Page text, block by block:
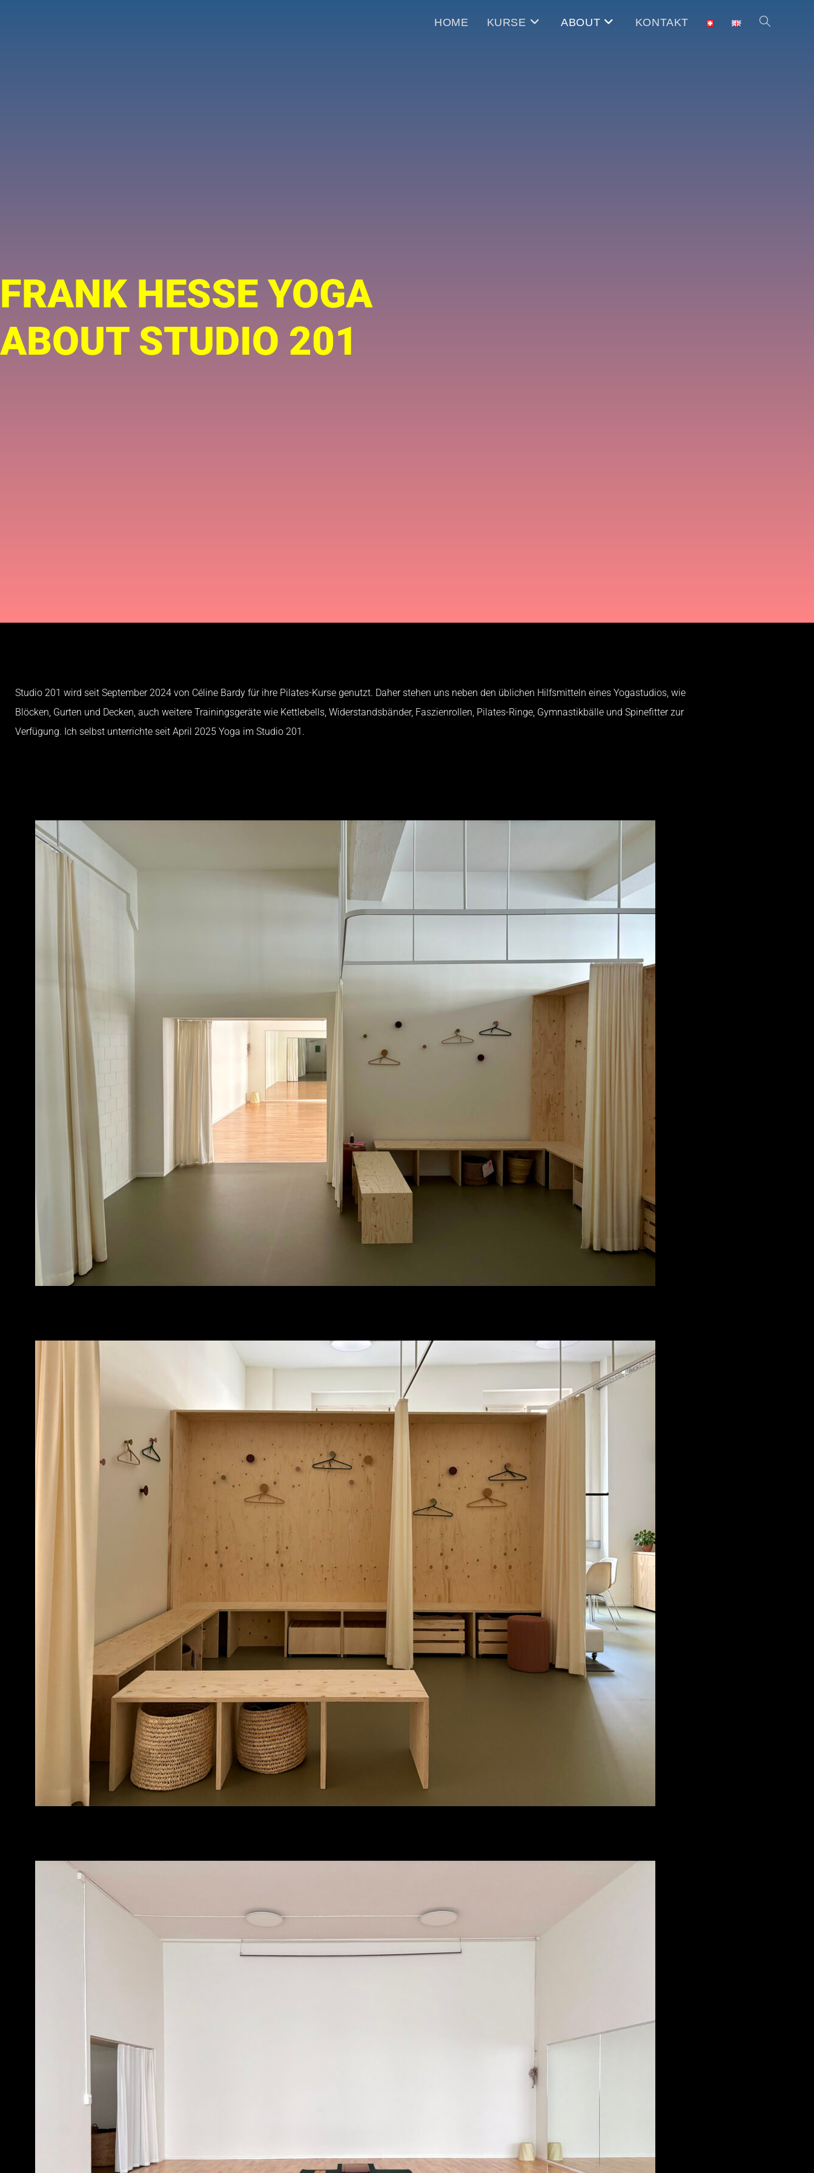
HOME KURSE ABOUT KONTAKT
FRANK HESSE YOGA
ABOUT STUDIO 201
Studio 201 wird seit September 2024 von Céline Bardy für ihre Pilates-Kurse genutzt. Daher stehen uns neben den üblichen Hilfsmitteln eines Yogastudios, wie
Blöcken, Gurten und Decken, auch weitere Trainingsgeräte wie Kettlebells, Widerstandsbänder, Faszienrollen, Pilates-Ringe, Gymnastikbälle und Spinefitter zur
Verfügung. Ich selbst unterrichte seit April 2025 Yoga im Studio 201.